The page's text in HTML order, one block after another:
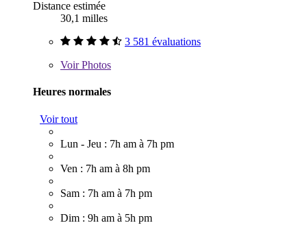
Distance estimée
30,1 milles
3 581 évaluations
VoirPhotos
Heures normales
Voir tout
Lun - Jeu : 7h am à 7h pm
Ven : 7h am à 8h pm
Sam : 7h am à 7h pm
Dim : 9h am à 5h pm